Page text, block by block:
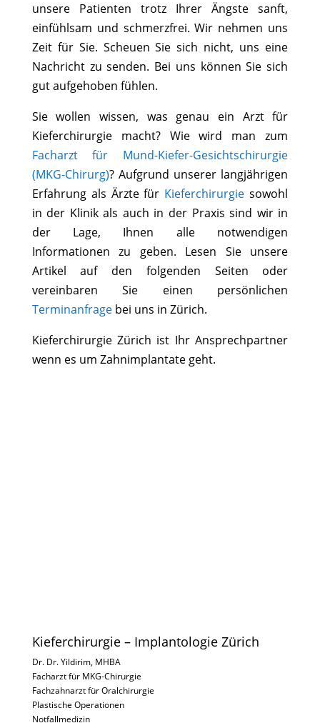
unsere Patienten trotz Ihrer Ängste sanft,
einfühlsam und schmerzfrei. Wir nehmen uns
Zeit für Sie. Scheuen Sie sich nicht, uns eine
Nachricht zu senden. Bei uns können Sie sich
gut aufgehoben fühlen.
Sie wollen wissen, was genau ein Arzt für
Kieferchirurgie macht? Wie wird man zum
Facharzt für Mund-Kiefer-Gesichtschirurgie
(MKG-Chirurg)? Aufgrund unserer langjährigen
Erfahrung als Ärzte für Kieferchirurgie sowohl
in der Klinik als auch in der Praxis sind wir in
der Lage, Ihnen alle notwendigen
Informationen zu geben. Lesen Sie unsere
Artikel auf den folgenden Seiten oder
vereinbaren Sie einen persönlichen
Terminanfragebei uns in Zürich.
Kieferchirurgie Zürich ist Ihr Ansprechpartner
wenn es um Zahnimplantate geht.
Kieferchirurgie – Implantologie Zürich
Dr. Dr. Yildirim, MHBA
Facharzt für MKG-Chirurgie
Fachzahnarzt für Oralchirurgie
Plastische Operationen
Notfallmedizin